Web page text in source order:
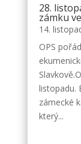
28.
zámku
14.
OPS
listopadu.
zámecké
který...